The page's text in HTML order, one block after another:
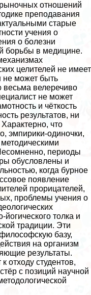
отношений
преподавания
старые
учения о
о болезни
борьбы в медицине.
целителей не имеет
не может быть
весьма велеречиво
не может
и чёткость
результатов, ни
что
эмпирики-одиночки,
периоды
обусловлены и
когда бурное
появление
прорицателей,
проблемы учения о
йогического толка и
традиции. Эти
базу,
на организм
результаты.
отходу студентов,
с позиций научной